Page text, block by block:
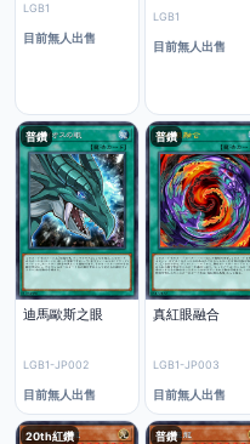
LGB1
目前無人出售
LGB1
目前無人出售
普鑽
迪馬歐斯之眼
LGB1-JP002
目前無人出售
普鑽
真紅眼融合
LGB1-JP003
目前無人出售
20th紅鑽 普鑽